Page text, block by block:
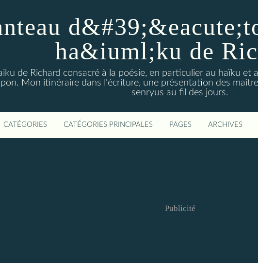
ha&iuml;ku de
de Richard consacré à la poésie, en particulier au haïku
Mon itinéraire dans l'écriture, une présentation des
senryus au fil des jours.
CATÉGORIES CATÉGORIES PRINCIPALES PAGES ARCHIVES
Publicité